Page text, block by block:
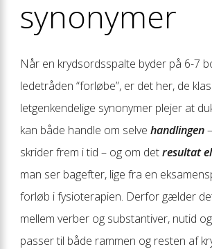
synonymer
Når en krydsordsspalte byder på 6-7
ledetråden “forløbe”, er det her, de
letgenkendelige synonymer plejer at
kan både handle om selve handlingen
skrider frem i tid – og om detresultat
man ser bagefter, lige fra en
forløb i fysioterapien. Derfor gælder
mellem verber og substantiver, nutid
passer til både rammen og resten af